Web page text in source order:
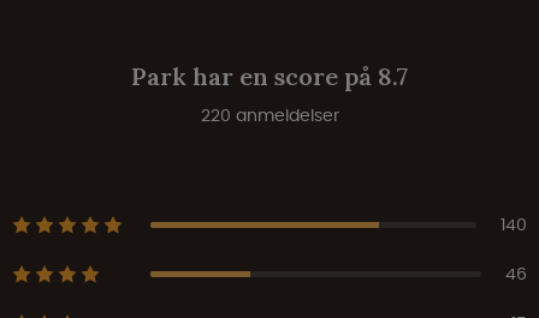
Park har en score på 8.7
220 anmeldelser
140
46